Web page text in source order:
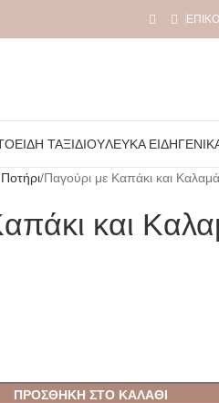
ΕΊΔΗ ΤΑΞΙΔΙΟΎΛΕΥΚΆ ΕΊΔΗ
Παγούρι με Καπάκι και
και
ΠΡΟΣΘΉΚΗ ΣΤΟ ΚΑΛΆΘΙ